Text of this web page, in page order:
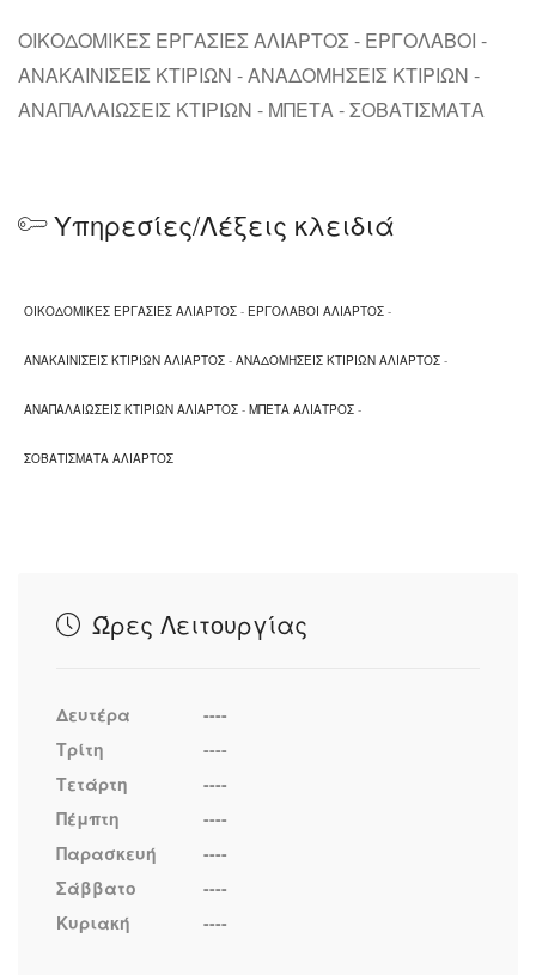
ΟΙΚΟΔΟΜΙΚΕΣ ΕΡΓΑΣΙΕΣ ΑΛΙΑΡΤΟΣ - ΕΡΓΟΛΑΒΟΙ -
ΑΝΑΚΑΙΝΙΣΕΙΣ ΚΤΙΡΙΩΝ - ΑΝΑΔΟΜΗΣΕΙΣ ΚΤΙΡΙΩΝ -
ΑΝΑΠΑΛΑΙΩΣΕΙΣ ΚΤΙΡΙΩΝ - ΜΠΕΤΑ - ΣΟΒΑΤΙΣΜΑΤΑ
Υπηρεσίες/Λέξεις κλειδιά
ΟΙΚΟΔΟΜΙΚΕΣ ΕΡΓΑΣΙΕΣ ΑΛΙΑΡΤΟΣ - ΕΡΓΟΛΑΒΟΙ ΑΛΙΑΡΤΟΣ -
ΑΝΑΚΑΙΝΙΣΕΙΣ ΚΤΙΡΙΩΝ ΑΛΙΑΡΤΟΣ - ΑΝΑΔΟΜΗΣΕΙΣ ΚΤΙΡΙΩΝ ΑΛΙΑΡΤΟΣ -
ΑΝΑΠΑΛΑΙΩΣΕΙΣ ΚΤΙΡΙΩΝ ΑΛΙΑΡΤΟΣ - ΜΠΕΤΑ ΑΛΙΑΤΡΟΣ -
ΣΟΒΑΤΙΣΜΑΤΑ ΑΛΙΑΡΤΟΣ
Ώρες Λειτουργίας
Δευτέρα
----
Τρίτη
----
Τετάρτη
----
Πέμπτη
----
Παρασκευή
----
Σάββατο
----
Κυριακή
----